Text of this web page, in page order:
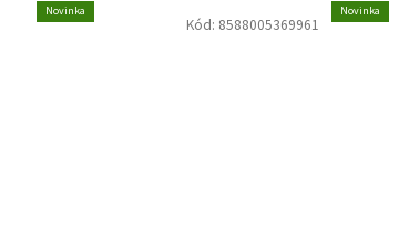
Novinka
Kód: 8588005369961
Novinka